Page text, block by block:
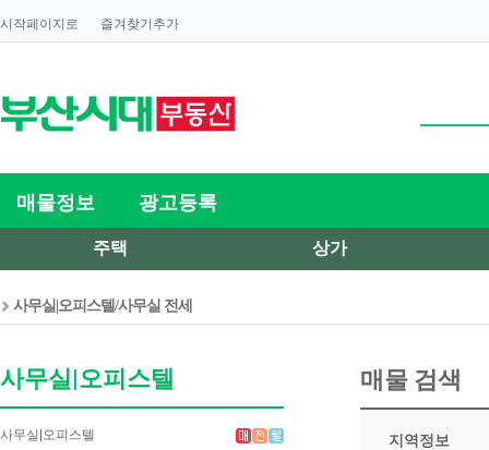
시작페이지로 즐겨찾기추가
매물정보 광고등록
주택 상가
사무실|오피스텔/사무실 전세
사무실|오피스텔
사무실|오피스텔
매물 검색
지역정보